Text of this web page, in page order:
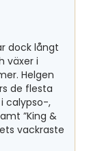
dock långt
växer i
Helgen
de flesta
calypso-,
”King &
vackraste